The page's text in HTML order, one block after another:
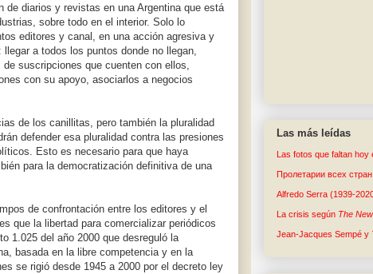
de diarios y revistas en una Argentina que está
sobre todo en el interior. Solo lo
editores y canal, en una acción agresiva y
a todos los puntos donde no llegan,
suscripciones que cuenten con ellos,
con su apoyo, asociarlos a negocios
de los canillitas, pero también la pluralidad
defender esa pluralidad contra las presiones
Esto es necesario para que haya
para la democratización definitiva de una
de confrontación entre los editores y el
que la libertad para comercializar periódicos
1.025 del año 2000 que desreguló la
basada en la libre competencia y en la
se rigió desde 1945 a 2000 por el decreto ley
Las más leídas
Las fotos que faltan
Пролетарии всех
Alfredo Serra (1939-
La crisis según The
Jean-Jacques Sempé y